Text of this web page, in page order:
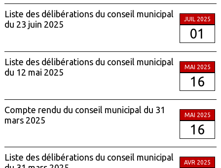
Liste des délibérations du conseil municipal
du 23 juin 2025
JUIL 2025
01
Liste des délibérations du conseil municipal
du 12 mai 2025
MAI 2025
16
Compte rendu du conseil municipal du 31
mars 2025
MAI 2025
16
Liste des délibérations du conseil municipal
AVR 2025